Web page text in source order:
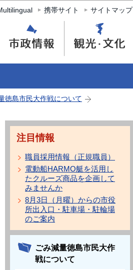
携帯サイト サイトマップ
徳島市民大作戦について
注目情報
職員採用情報（正規職員）
電動船HARMO艇を活用し
たクルーズ商品を企画して
みませんか
8月3日（月曜）からの市役
所出入口・駐車場・駐輪場
のご案内
ごみ減量徳島市民大作
戦について